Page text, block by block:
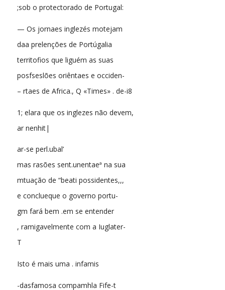
;sob o protectorado de Portugal:
— Os jornaes inglezés motejam
daa prelenções de Portúgalia
territofios que liguém as suas
posfseslões oriêntaes e occiden-
– rtaes de Africa., Q «Times» . de-i8
1; elara que os inglezes não devem,
ar nenhit|
ar-se perl.ubal’
mas rasões sent.unentaeª na sua
mtuação de “beati possidentes,,,
e conclueque o governo portu-
gm fará bem .em se entender
, ramigavelmente com a Iuglater-
T
Isto é mais uma . infamis
-dasfamosa compamhla Fife-t